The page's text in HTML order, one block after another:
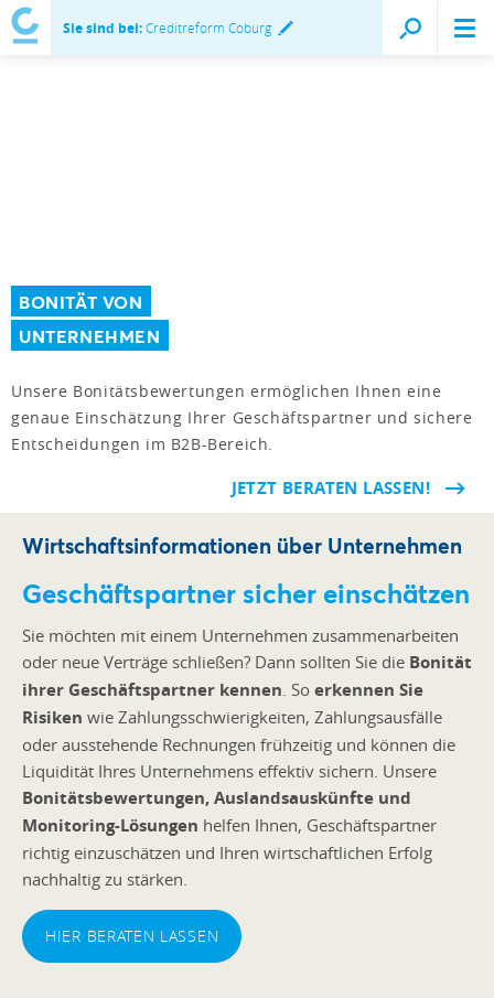
Sie sind bei:Creditreform Coburg
BONITÄT VON
UNTERNEHMEN
Unsere Bonitätsbewertungen ermöglichen Ihnen eine
genaue Einschätzung Ihrer Geschäftspartner und sichere
Entscheidungen im B2B-Bereich.
JETZT BERATEN LASSEN!
Wirtschaftsinformationen über Unternehmen
Geschäftspartner sicher einschätzen
Sie möchten mit einem Unternehmen zusammenarbeiten
oder neue Verträge schließen? Dann sollten Sie die Bonität
ihrer Geschäftspartner kennen . So erkennen Sie
Risiken wie Zahlungsschwierigkeiten, Zahlungsausfälle
oder ausstehende Rechnungen frühzeitig und können die
Liquidität Ihres Unternehmens effektiv sichern. Unsere
Bonitätsbewertungen, Auslandsauskünfte und
Monitoring-Lösungen helfen Ihnen, Geschäftspartner
richtig einzuschätzen und Ihren wirtschaftlichen Erfolg
nachhaltig zu stärken.
HIER BERATEN LASSEN